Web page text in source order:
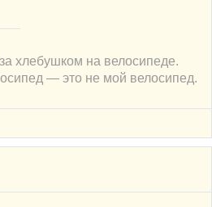
хлебушком на велосипеде.
— это не мой велосипед.